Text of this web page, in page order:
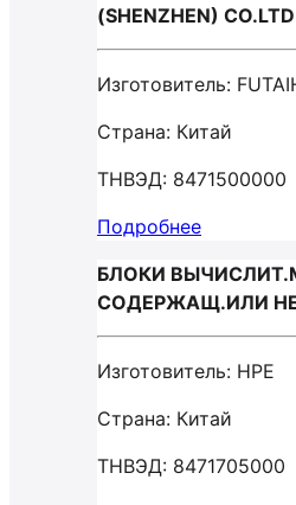
(SHENZHEN) CO.LTD
Изготовитель:
Страна: Китай
ТНВЭД: 8471500000
Подробнее
БЛОКИ
СОДЕРЖАЩ.ИЛИ
Изготовитель: HPE
Страна: Китай
ТНВЭД: 8471705000